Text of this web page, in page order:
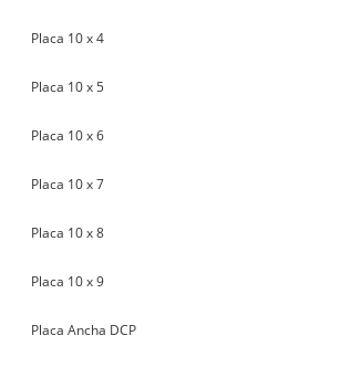
Placa 10 x 4
Placa 10 x 5
Placa 10 x 6
Placa 10 x 7
Placa 10 x 8
Placa 10 x 9
Placa Ancha DCP